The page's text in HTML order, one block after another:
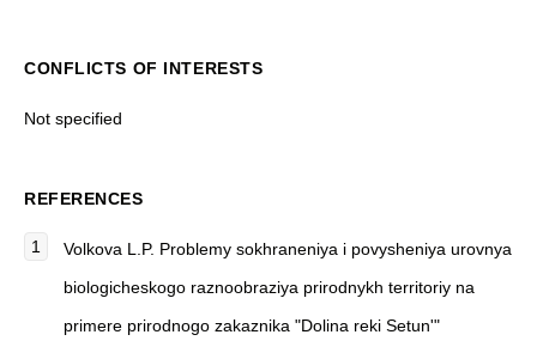
CONFLICTS OF INTERESTS
Not specified
REFERENCES
Volkova L.P. Problemy sokhraneniya i povysheniya urovnya
biologicheskogo raznoobraziya prirodnykh territoriy na
primere prirodnogo zakaznika "Dolina reki Setun'"